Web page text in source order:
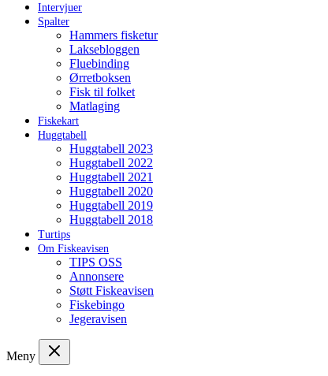
Intervjuer
Spalter
Hammers fisketur
Laksebloggen
Fluebinding
Ørretboksen
Fisk til folket
Matlaging
Fiskekart
Huggtabell
Huggtabell 2023
Huggtabell 2022
Huggtabell 2021
Huggtabell 2020
Huggtabell 2019
Huggtabell 2018
Turtips
Om Fiskeavisen
TIPS OSS
Annonsere
Støtt Fiskeavisen
Fiskebingo
Jegeravisen
Meny